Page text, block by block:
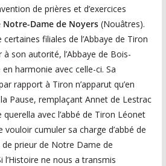
de prières et d’exercices
Notre-Dame de Noyers(Nouâtres).
certaines filiales de l’Abbaye de Tiron
son autorité, l’Abbaye de Bois-
harmonie avec celle-ci. Sa
rapport à Tiron n’apparut qu’en
Pause, remplaçant Annet de Lestrac
querella avec l’abbé de Tiron Léonet
cumuler sa charge d’abbé de
prieur de Notre Dame de
l’Histoire ne nous a transmis